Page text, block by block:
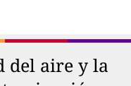
del aire y la